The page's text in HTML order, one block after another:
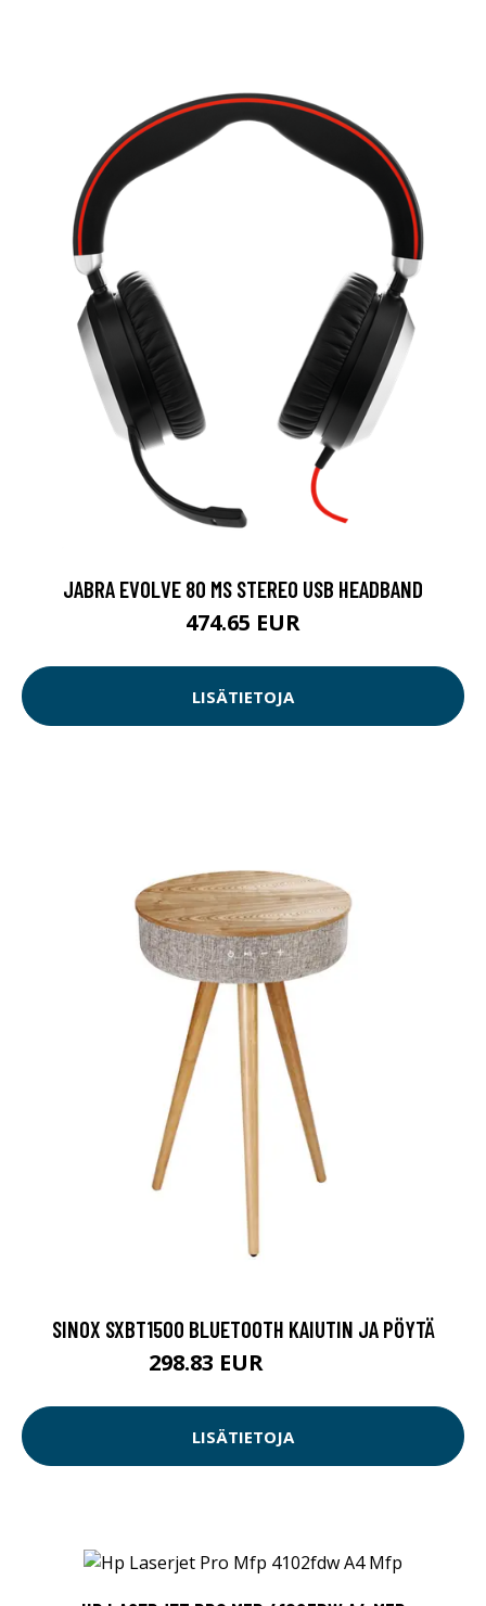
JABRA EVOLVE 80 MS STEREO USB HEADBAND
474.65 EUR
LISÄTIETOJA
SINOX SXBT1500 BLUETOOTH KAIUTIN JA PÖYTÄ
298.83 EUR
LISÄTIETOJA